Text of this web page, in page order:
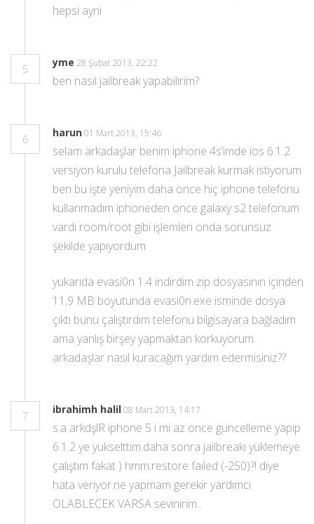
hepsi ayni
5
yme 28 Şubat 2013, 22:22
ben nasıl jailbreak yapabilirim?
6
harun01 Mart 2013, 15:46
selam arkadaşlar benim iphone 4s’imde ios 6.1.2
versiyon kurulu telefona Jailbreak kurmak istiyorum
ben bu işte yeniyim daha önce hiç iphone telefonu
kullanmadım iphoneden önce galaxy s2 telefonum
vardı room/root gibi işlemleri onda sorunsuz
şekilde yapıyordum
yukarıda evasi0n 1.4 indirdim zip dosyasının içinden
11,9 MB boyutunda evasi0n.exe isminde dosya
çıktı bunu çalıştırdım telefonu bilgisayara bağladım
ama yanlış birşey yapmaktan korkuyorum
arkadaşlar nasıl kuracağım yardım edermisiniz??
7
ibrahimh halil08 Mart 2013, 14:17
s.a arkdşlR iphone 5 i mi az önce güncelleme yapıp
6.1.2 ye yükselttim.daha sonra jailbreakı yüklemeye
çalıştım fakat ) hmm:restore failed (-250)?! diye
hata veriyor.ne yapmam gerekir yardımcı
OLABLECEK VARSA sevinirim..